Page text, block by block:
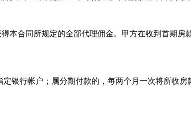
合同所规定的全部代理佣金。甲方在收到首期房
行帐户；属分期付款的，每两个月一次将所收房